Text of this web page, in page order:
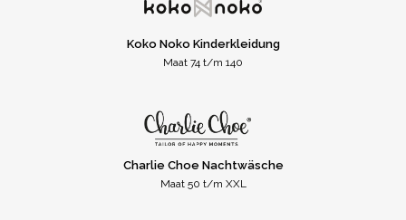
Koko Noko Kinderkleidung
Maat 74 t/m 140
Charlie Choe Nachtwäsche
Maat 50 t/m XXL